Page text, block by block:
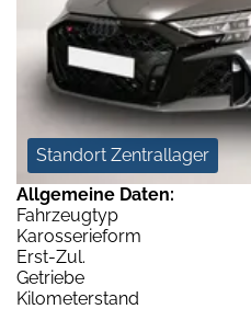
Standort Zentrallager
Allgemeine Daten:
Fahrzeugtyp
Karosserieform
Erst-Zul.
Getriebe
Kilometerstand